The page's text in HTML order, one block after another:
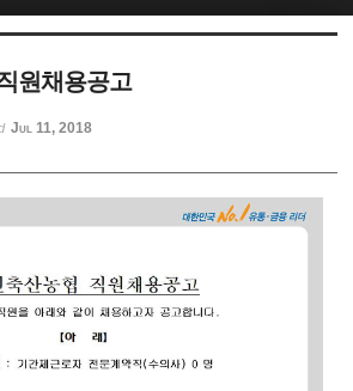
원채용공고
Jul 11, 2018
스케치북5
스케치북5